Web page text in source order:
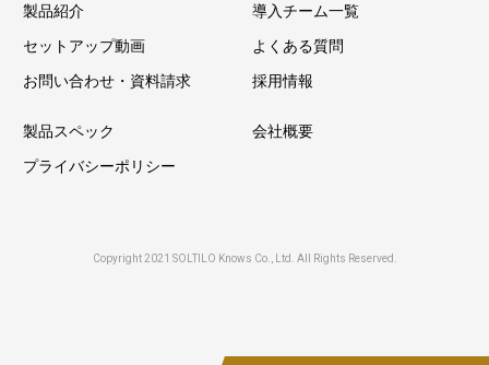
製品紹介 導入チーム一覧
セットアップ動画 よくある質問
お問い合わせ・資料請求 採用情報
製品スペック 会社概要
プライバシーポリシー
Copyright 2021 SOLTILO Knows Co., Ltd. All Rights Reserved.